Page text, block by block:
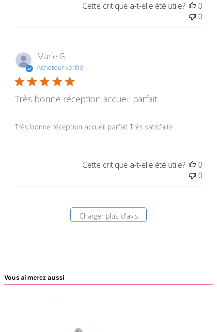
Cette critique a-t-elle été utile?
0
0
Marie G.
Acheteur vérifié
Très bonne réception accueil parfait
Très bonne réception accueil parfait Très satisfaite
Cette critique a-t-elle été utile?
0
0
Charger plus d'avis
Vous aimerez aussi